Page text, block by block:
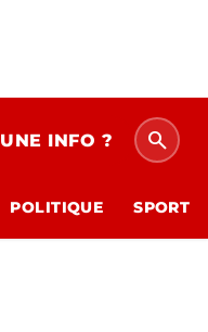
UNE INFO ? search
POLITIQUE SPORT